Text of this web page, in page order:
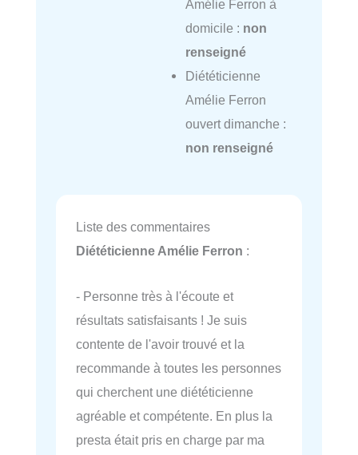
Amélie Ferron à
domicile : non
renseigné
Diététicienne
Amélie Ferron
ouvert dimanche :
non renseigné
Liste des commentaires
Diététicienne Amélie Ferron :
- Personne très à l'écoute et
résultats satisfaisants ! Je suis
contente de l'avoir trouvé et la
recommande à toutes les personnes
qui cherchent une diététicienne
agréable et compétente. En plus la
presta était pris en charge par ma